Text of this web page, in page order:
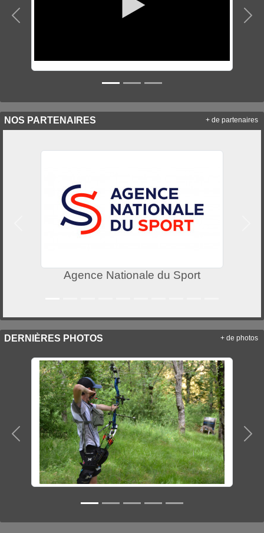
Précedent
NOS PARTENAIRES
Agence Nationale du Sport
+ de partenaires
DERNIÈRES PHOTOS
Précedent
+ de photos